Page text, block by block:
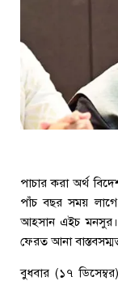
পাচার করা অর্থ
পাঁচ বছর সময় লাগে
আহসান এইচ মনসুর।
ফেরত আনা
বুধবার (১৭